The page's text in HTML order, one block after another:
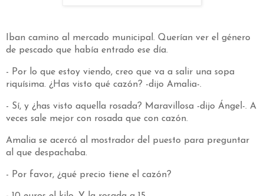
Iban camino al mercado municipal. Querían ver el género
de pescado que había entrado ese día.
- Por lo que estoy viendo, creo que va a salir una sopa
riquísima. ¿Has visto qué cazón? -dijo Amalia-.
- Sí, y ¿has visto aquella rosada? Maravillosa -dijo Ángel-. A
veces sale mejor con rosada que con cazón.
Amalia se acercó al mostrador del puesto para preguntar
al que despachaba.
- Por favor, ¿qué precio tiene el cazón?